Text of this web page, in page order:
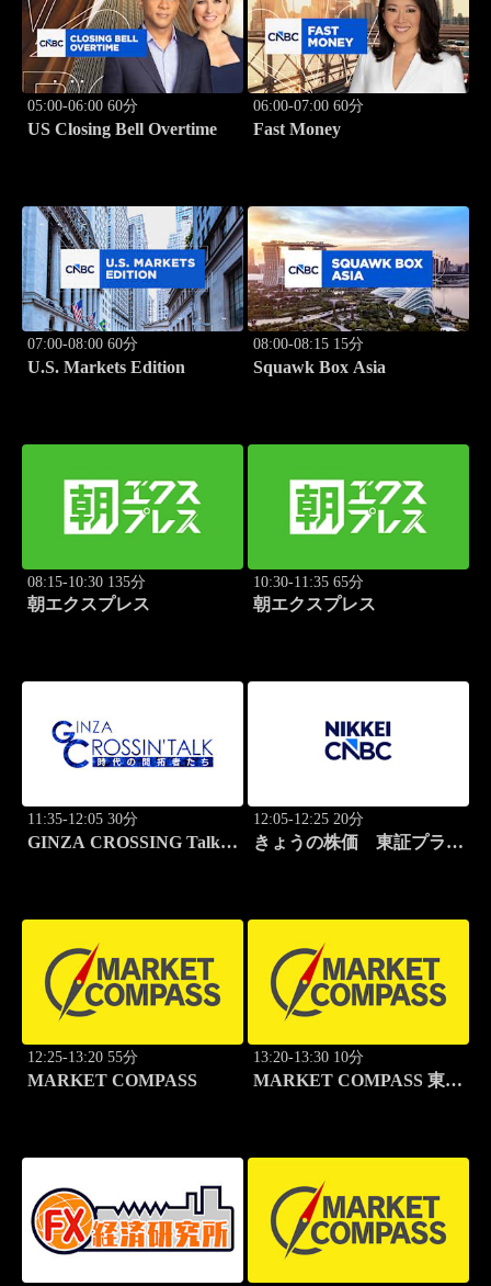
05:00-06:00 60分
US Closing Bell Overtime
06:00-07:00 60分
Fast Money
07:00-08:00 60分
U.S. Markets Edition
08:00-08:15 15分
Squawk Box Asia
08:15-10:30 135分
朝エクスプレス
10:30-11:35 65分
朝エクスプレス
11:35-12:05 30分
GINZA CROSSING Talk
12:05-12:25 20分
きょうの株価 東証プライ
12:25-13:20 55分
MARKET COMPASS
13:20-13:30 10分
MARKET COMPASS 東証